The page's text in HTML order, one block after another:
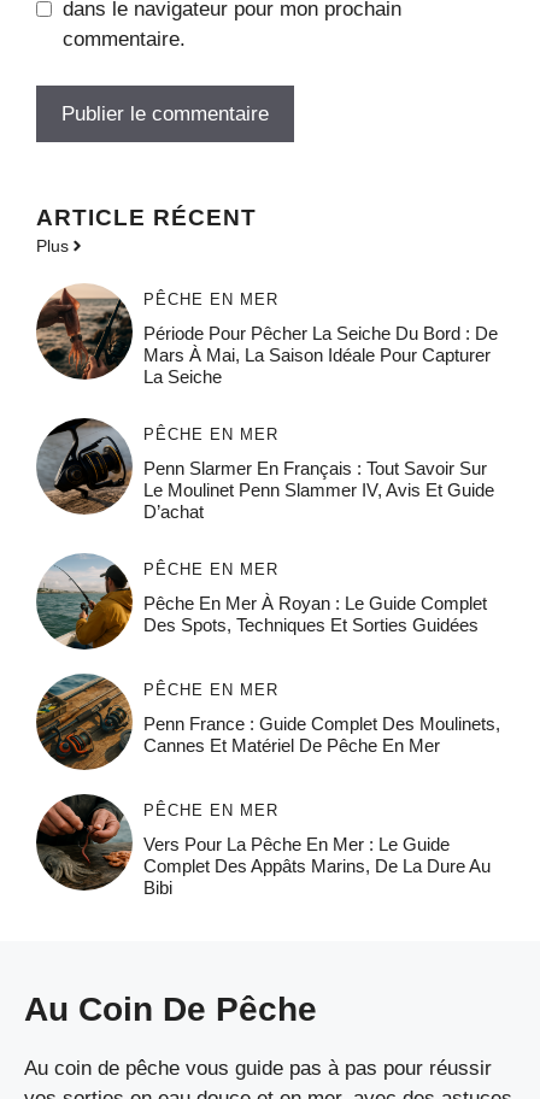
dans le navigateur pour mon prochain
commentaire.
ARTICLE RÉCENT
Plus
PÊCHE EN MER
Période Pour Pêcher La Seiche Du Bord : De
Mars À Mai, La Saison Idéale Pour Capturer
La Seiche
PÊCHE EN MER
Penn Slarmer En Français : Tout Savoir Sur
Le Moulinet Penn Slammer IV, Avis Et Guide
D’achat
PÊCHE EN MER
Pêche En Mer À Royan : Le Guide Complet
Des Spots, Techniques Et Sorties Guidées
PÊCHE EN MER
Penn France : Guide Complet Des Moulinets,
Cannes Et Matériel De Pêche En Mer
PÊCHE EN MER
Vers Pour La Pêche En Mer : Le Guide
Complet Des Appâts Marins, De La Dure Au
Bibi
Au Coin De Pêche
Au coin de pêche vous guide pas à pas pour réussir